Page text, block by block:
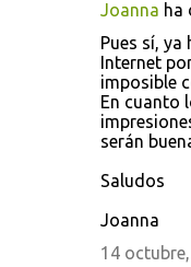
Joanna ha
Pues sí,
Internet
imposible
En cuanto
serán
Saludos
Joanna
14